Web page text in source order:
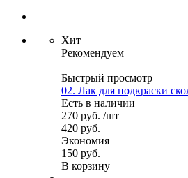
Хит
Рекомендуем
Быстрый просмотр
02. Лак для подкраски
Есть в наличии
270 руб. /шт
420 руб.
Экономия
150 руб.
В корзину